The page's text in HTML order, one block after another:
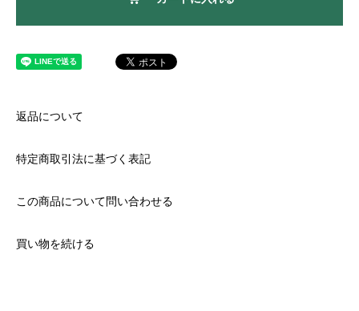
返品について
特定商取引法に基づく表記
この商品について問い合わせる
買い物を続ける